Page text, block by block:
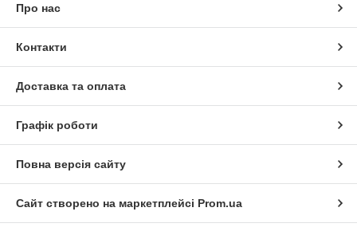
Про нас
Контакти
Доставка та оплата
Графік роботи
Повна версія сайту
Сайт створено на маркетплейсі Prom.ua